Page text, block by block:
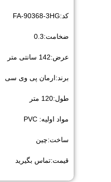
کد:FA-90368-3HG
ضخامت:0.3
عرض:142 سانتی متر
برند:ارمان پی وی سی
طول:120 متر
مواد اولیه: PVC
ساخت:چین
قیمت:تماس بگیرید